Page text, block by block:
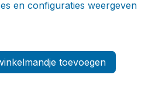
en configuraties weergeven
toevoegen